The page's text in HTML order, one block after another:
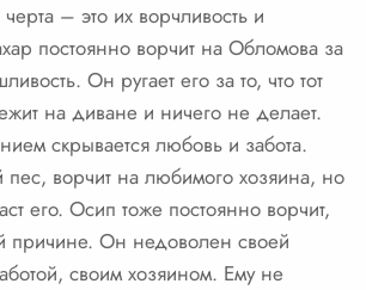
– это их ворчливость и
постоянно ворчит на Обломова за
Он ругает его за то, что тот
на диване и ничего не делает.
скрывается любовь и забота.
пес, ворчит на любимого хозяина, но
его. Осип тоже постоянно ворчит,
причине. Он недоволен своей
своим хозяином. Ему не